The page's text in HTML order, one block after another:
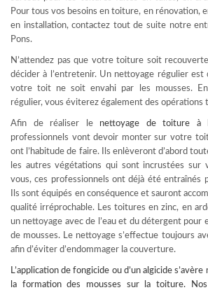
Pour tous vos besoins en toiture, en rénovation,
en installation, contactez tout de suite notre
Pons.
N’attendez pas que votre toiture soit
décider à l’entretenir. Un nettoyage régulier est
votre toit ne soit envahi par les mousses.
régulier, vous éviterez également des opérations
Afin de réaliser le nettoyage de toiture à
professionnels vont devoir monter sur votre
ont l’habitude de faire. Ils enlèveront d’abord
les autres végétations qui sont incrustées sur
vous, ces professionnels ont déjà été entraînés
Ils sont équipés en conséquence et sauront
qualité irréprochable. Les toitures en zinc, en
un nettoyage avec de l’eau et du détergent pour
de mousses. Le nettoyage s’effectue toujours
afin d’éviter d’endommager la couverture.
L’application de fongicide ou d’un algicide
la formation des mousses sur la toiture.